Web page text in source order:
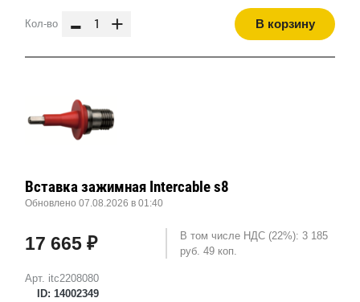
Кол-во - + В корзину
Арт. itc2208080
ID: 14002349
Вставка зажимная Intercable s8
Обновлено 07.08.2026 в 01:40
17 665 ₽
В том числе НДС (22%): 3 185
руб. 49 коп.